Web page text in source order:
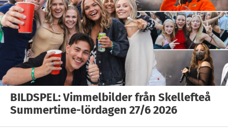
BILDSPEL: Vimmelbilder från Skellefteå
Summertime-lördagen 27/6 2026